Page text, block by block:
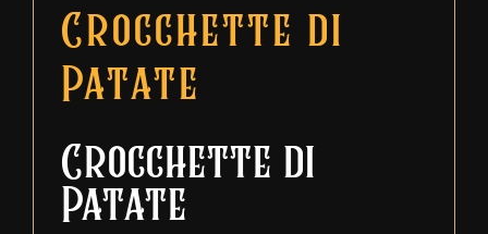
Crocchette di
Patate
Crocchette di
Patate